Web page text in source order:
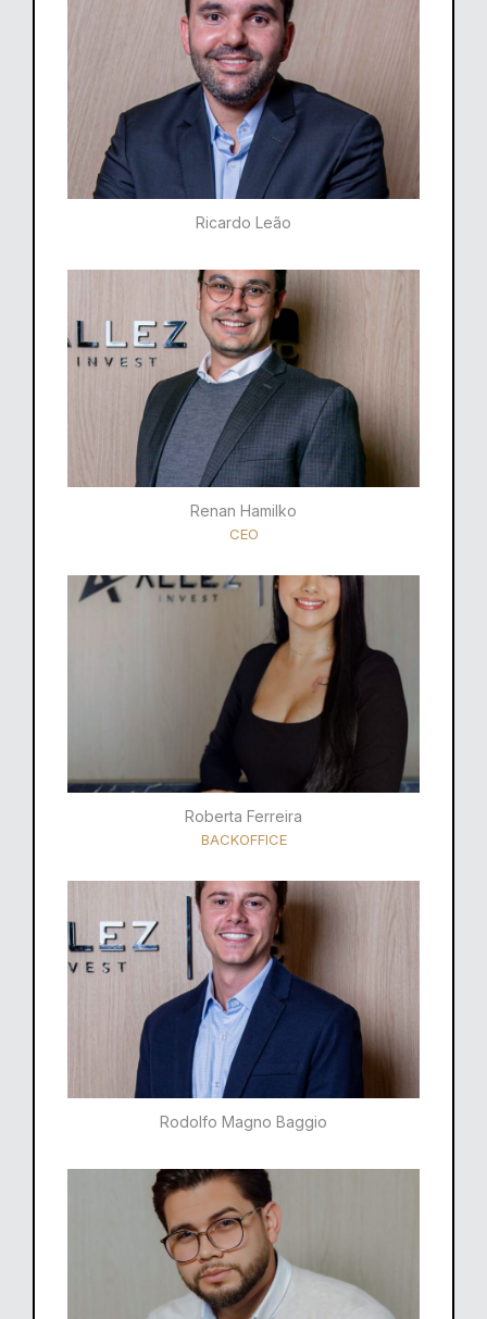
Ricardo Leão​
Renan Hamilko​
CEO
Roberta Ferreira
BACKOFFICE
Rodolfo Magno Baggio​​